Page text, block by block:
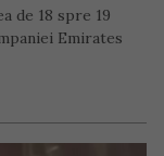
de 18 spre 19
Emirates